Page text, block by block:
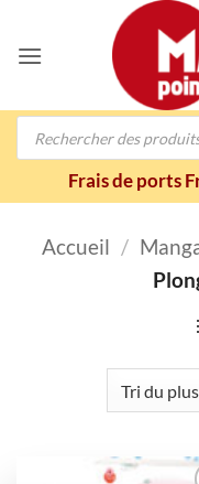
contenu
Recherche
Frais de ports
Accueil /